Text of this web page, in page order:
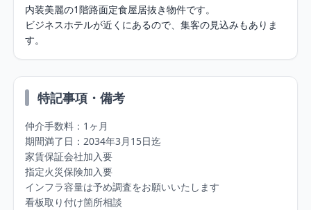
内装美麗の1階路面定食屋居抜き物件です。
ビジネスホテルが近くにあるので、集客の見込みもありま
す。
特記事項・備考
仲介手数料：1ヶ月
期間満了日：2034年3月15日迄
家賃保証会社加入要
指定火災保険加入要
インフラ容量は予め調査をお願いいたします
看板取り付け箇所相談